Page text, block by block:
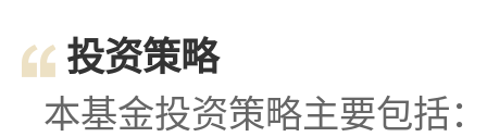
投资策略
本基金投资策略主要包括